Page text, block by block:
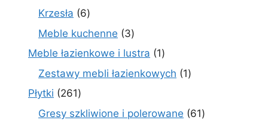
Krzesła 66
produktów
Meble kuchenne 33
produkty
Meble łazienkowe i lustra 11
produkt
Zestawy mebli łazienkowych 11
Płytki 261261
produktów
Gresy szkliwione i polerowane 6161